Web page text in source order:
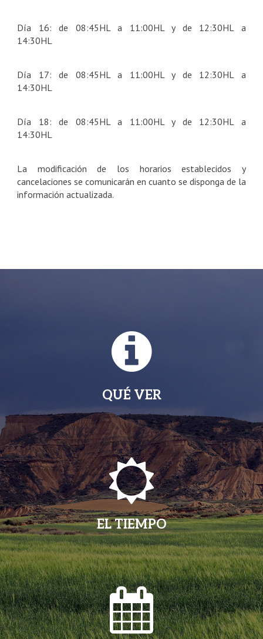
Día 16: de 08:45HL a 11:00HL y de 12:30HL a
14:30HL
Día 17: de 08:45HL a 11:00HL y de 12:30HL a
14:30HL
Día 18: de 08:45HL a 11:00HL y de 12:30HL a
14:30HL
La modificación de los horarios establecidos y
cancelaciones se comunicarán en cuanto se disponga de la
información actualizada.
QUÉ VER
EL TIEMPO